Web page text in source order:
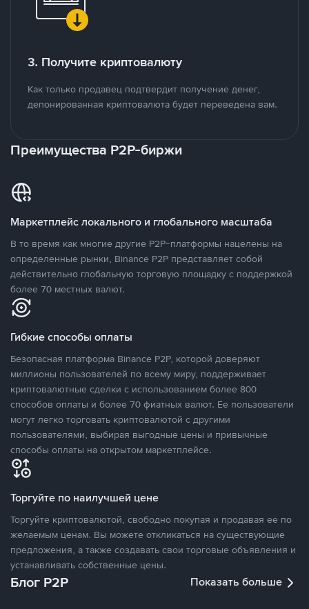
3. Получите криптовалюту
Как только продавец подтвердит получение денег,
депонированная криптовалюта будет переведена вам.
Преимущества P2P-биржи
Маркетплейс локального и глобального масштаба
В то время как многие другие P2P-платформы нацелены на
определенные рынки, Binance P2P представляет собой
действительно глобальную торговую площадку с поддержкой
более 70 местных валют.
Гибкие способы оплаты
Безопасная платформа Binance P2P, которой доверяют
миллионы пользователей по всему миру, поддерживает
криптовалютные сделки с использованием более 800
способов оплаты и более 70 фиатных валют. Ее пользователи
могут легко торговать криптовалютой с другими
пользователями, выбирая выгодные цены и привычные
способы оплаты на открытом маркетплейсе.
Торгуйте по наилучшей цене
Торгуйте криптовалютой, свободно покупая и продавая ее по
желаемым ценам. Вы можете откликаться на существующие
предложения, а также создавать свои торговые объявления и
устанавливать собственные цены.
Блог P2P Показать больше